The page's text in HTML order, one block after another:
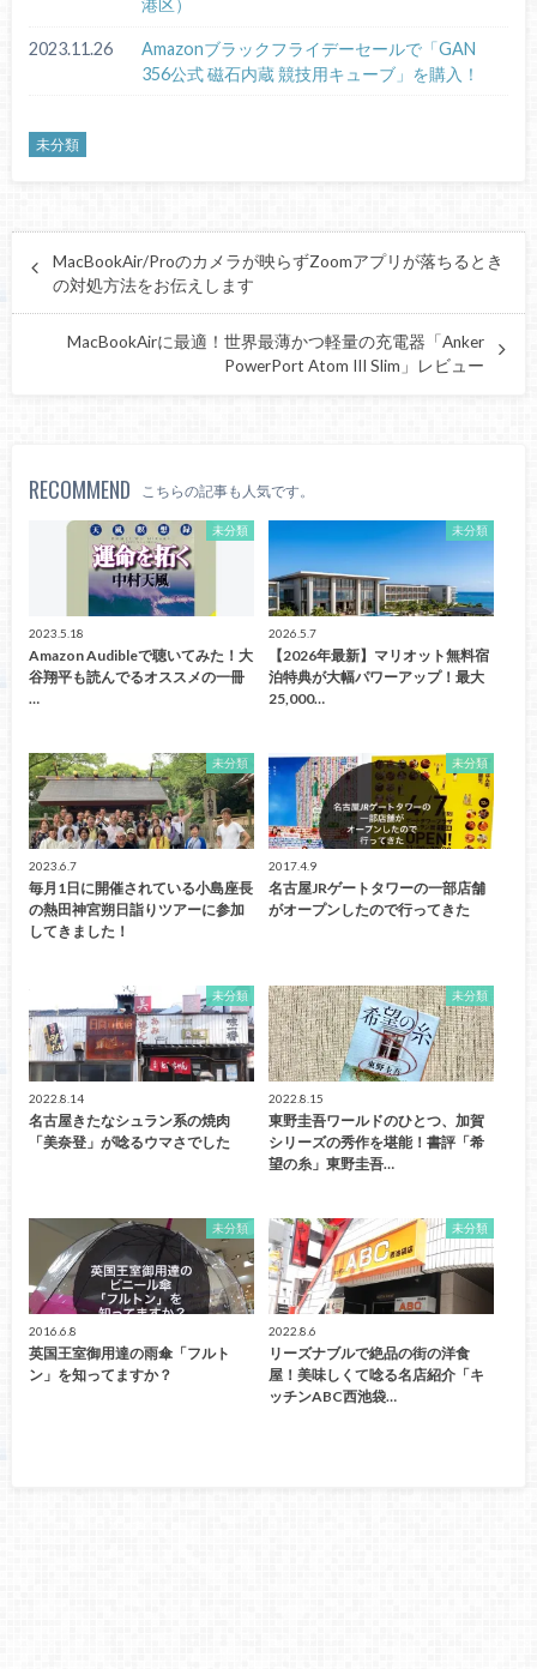
港区）
2023.11.26
Amazonブラックフライデーセールで「GAN
356公式 磁石内蔵 競技用キューブ」を購入！
未分類
MacBookAir/Proのカメラが映らずZoomアプリが落ちるとき
の対処方法をお伝えします
MacBookAirに最適！世界最薄かつ軽量の充電器「Anker
PowerPort Atom III Slim」レビュー
RECOMMEND こちらの記事も人気です。
未分類
2023.5.18
Amazon Audibleで聴いてみた！大
谷翔平も読んでるオススメの一冊
…
未分類
2026.5.7
【2026年最新】マリオット無料宿
泊特典が大幅パワーアップ！最大
25,000…
未分類
2023.6.7
毎月1日に開催されている小島座長
の熱田神宮朔日詣りツアーに参加
してきました！
未分類
2017.4.9
名古屋JRゲートタワーの一部店舗
がオープンしたので行ってきた
未分類
2022.8.14
名古屋きたなシュラン系の焼肉
「美奈登」が唸るウマさでした
未分類
2022.8.15
東野圭吾ワールドのひとつ、加賀
シリーズの秀作を堪能！書評「希
望の糸」東野圭吾…
未分類
2016.6.8
英国王室御用達の雨傘「フルト
ン」を知ってますか？
未分類
2022.8.6
リーズナブルで絶品の街の洋食
屋！美味しくて唸る名店紹介「キ
ッチンABC西池袋…